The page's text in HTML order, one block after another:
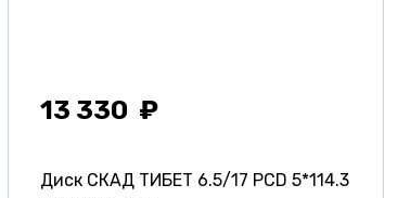
13 330
Диск СКАД ТИБЕТ 6.5/17 PCD 5*114.3